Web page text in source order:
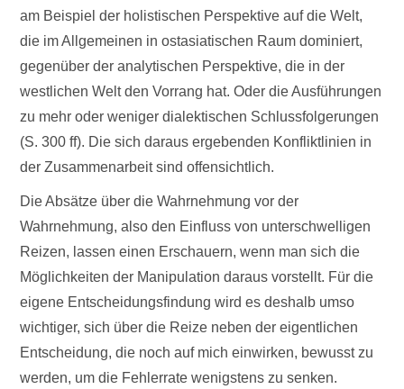
am Beispiel der holistischen Perspektive auf die Welt,
die im Allgemeinen in ostasiatischen Raum dominiert,
gegenüber der analytischen Perspektive, die in der
westlichen Welt den Vorrang hat. Oder die Ausführungen
zu mehr oder weniger dialektischen Schlussfolgerungen
(S. 300 ff). Die sich daraus ergebenden Konfliktlinien in
der Zusammenarbeit sind offensichtlich.
Die Absätze über die Wahrnehmung vor der
Wahrnehmung, also den Einfluss von unterschwelligen
Reizen, lassen einen Erschauern, wenn man sich die
Möglichkeiten der Manipulation daraus vorstellt. Für die
eigene Entscheidungsfindung wird es deshalb umso
wichtiger, sich über die Reize neben der eigentlichen
Entscheidung, die noch auf mich einwirken, bewusst zu
werden, um die Fehlerrate wenigstens zu senken.